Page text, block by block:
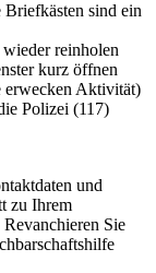
Briefkästen sind ein
reinholen
kurz öffnen
erwecken Aktivität)
Polizei (117)
und
zu Ihrem
Sie